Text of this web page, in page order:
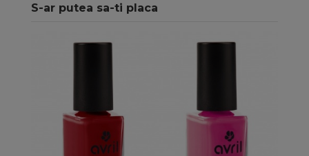
S-ar putea sa-ti placa